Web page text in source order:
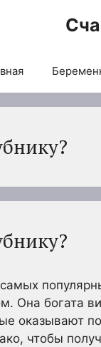
Она богата
оказывают
чтобы